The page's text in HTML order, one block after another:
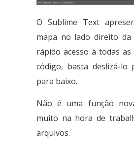
O Sublime Text
mapa no lado direito
rápido acesso à todas
código, basta deslizá-lo
para baixo.
Não é uma função
muito na hora de
arquivos.